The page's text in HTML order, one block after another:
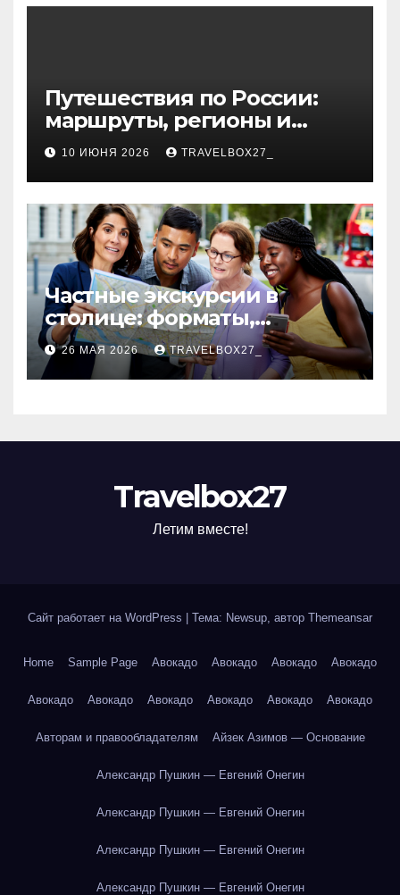
волокна
Путешествия по России:
маршруты, регионы и
особенности поездок
10 ИЮНЯ 2026 TRAVELBOX27_
Частные экскурсии в
столице: форматы,
маршруты и особенности
организации
26 МАЯ 2026 TRAVELBOX27_
Travelbox27
Летим вместе!
Сайт работает на WordPress Тема: Newsup, автор Themeansar
Home Sample Page Авокадо Авокадо Авокадо Авокадо
Авокадо Авокадо Авокадо Авокадо Авокадо Авокадо
Авторам и правообладателям Айзек Азимов — Основание
Александр Пушкин — Евгений Онегин
Александр Пушкин — Евгений Онегин
Александр Пушкин — Евгений Онегин
Александр Пушкин — Евгений Онегин